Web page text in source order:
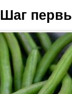
Шаг